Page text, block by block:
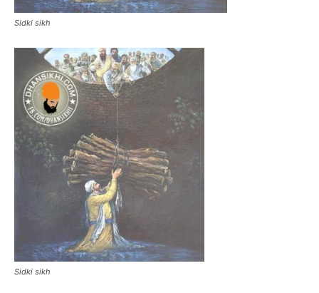
Sidki sikh
Sidki sikh